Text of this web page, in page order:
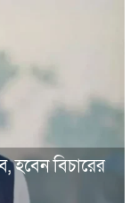
হবেন বিচারের